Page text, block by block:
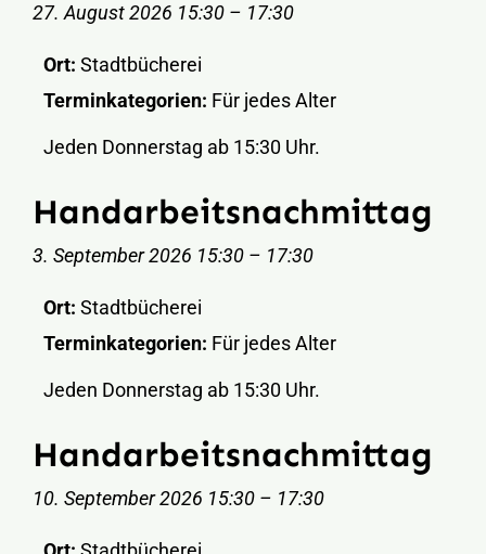
27. August 2026 15:30 – 17:30
Ort: Stadtbücherei
Terminkategorien: Für jedes Alter
Jeden Donnerstag ab 15:30 Uhr.
Handarbeitsnachmittag
3. September 2026 15:30 – 17:30
Ort: Stadtbücherei
Terminkategorien: Für jedes Alter
Jeden Donnerstag ab 15:30 Uhr.
Handarbeitsnachmittag
10. September 2026 15:30 – 17:30